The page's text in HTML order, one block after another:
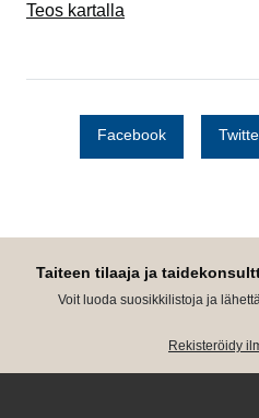
Teos kartalla
Facebook
Taiteen tilaaja ja
Voit luoda suosikkilistoja ja
Rekisteröidy